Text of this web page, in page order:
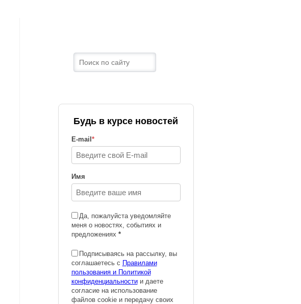
Будь в курсе новостей
E-mail *
Имя
Да, пожалуйста уведомляйте
меня о новостях, событиях и
предложениях *
Подписываясь на рассылку, вы
соглашаетесь с Правилами
пользования и Политикой
конфиденциальностии даете
согласие на использование
файлов cookie и передачу своих